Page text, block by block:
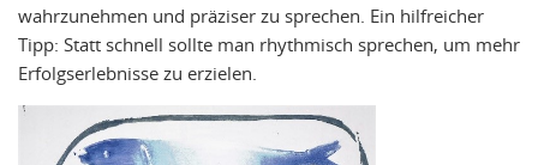
wahrzunehmen und präziser zu sprechen. Ein hilfreicher
Tipp: Statt schnell sollte man rhythmisch sprechen, um mehr
Erfolgserlebnisse zu erzielen.